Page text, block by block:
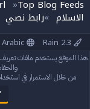
»Top Blog Feeds
الاسلام »رابط نصي
Arabic
إتصل بنا الشروط
2010-2024 XenForo Ltd.
by
هذا الموقع يستخدم ملفات
من خلال الاستمرار في